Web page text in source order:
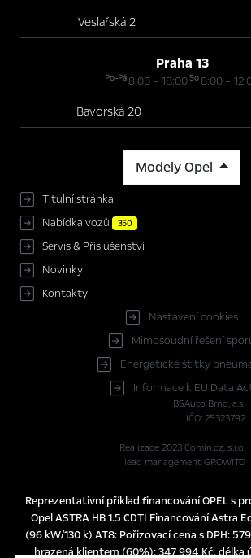
Veslařská 2
Praha 13
Po-Pá8:00 – 18:00So8:00 –
Bavorská 20
Modely Opel
Titulní stránka
Nabídka vozů
350
Servis & Příslušenství
Novinky
Kontakty
Nastavení cookies
Mimosoudní řešení
Energetické štítky
Informace k EU Data
BSAuto Brno, a.s.
IČO: 25323792
Realizace 2023 Comin.cz, s.r.o.
lead management GROWITO
Reprezentativní příklad financování OPEL s
Opel ASTRA HB 1.5 CDTI Financování Astra
(96 kW/130 k) AT8: Pořizovací cena s DPH:
hrazená klientem (60%): 347 994 Kč, délka